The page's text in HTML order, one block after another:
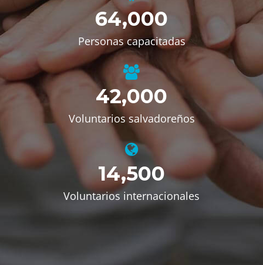
64,000
Personas capacitadas
42,000
Voluntarios salvadoreños
14,500
Voluntarios internacionales